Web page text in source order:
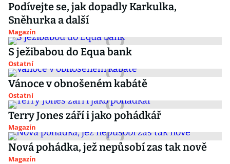
Podívejte se, jak dopadly Karkulka,
Sněhurka a další
Magazín
S ježibabou do Equa bank
Ostatní
Vánoce v obnošeném kabátě
Ostatní
Terry Jones září i jako pohádkář
Magazín
Nová pohádka, jež nepůsobí zas tak nově
Magazín